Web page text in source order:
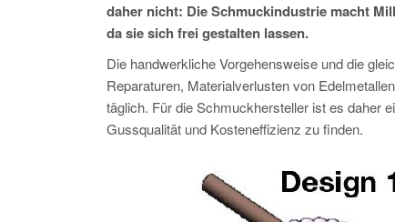
daher nicht: Die Schmuckindustrie macht
da sie sich frei gestalten lassen.
Die handwerkliche Vorgehensweise und die
Reparaturen, Materialverlusten von
täglich. Für die Schmuckhersteller ist es daher
Gussqualität und Kosteneffizienz zu finden.